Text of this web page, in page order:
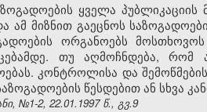
ყველა პუბლიკაციის
ამ მიზნით გაეცნოს
ორგანოებს
თუ აღმოჩნდება, რომ
კონტროლისა და
წესდებით ან სხვა
№1-2, 22.01.1997 წ., გვ.9